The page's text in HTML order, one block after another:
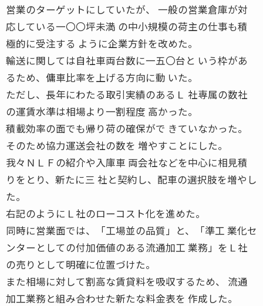
営業のターゲットにしていたが、 一般の営業倉庫が対
応している一〇〇坪未満 の中小規模の荷主の仕事も積
極的に受注する ように企業方針を改めた。
輸送に関しては自社車両台数に一五〇台と いう枠があ
るため、傭車比率を上げる方向に動 いた。
ただし、長年にわたる取引実績のあるＬ 社専属の数社
の運賃水準は相場より一割程度 高かった。
積載効率の面でも帰り荷の確保がで きていなかった。
そのため協力運送会社の数を 増やすことにした。
我々ＮＬＦの紹介や入庫車 両会社などを中心に相見積
りをとり、新たに三 社と契約し、配車の選択肢を増やし
た。
右記のようにＬ社のローコスト化を進めた。
同時に営業面では、「工場並の品質」と、「準工 業化セ
ンターとしての付加価値のある流通加工 業務」をＬ社
の売りとして明確に位置づけた。
また相場に対して割高な賃貸料を吸収するため、 流通
加工業務と組み合わせた新たな料金表を 作成した。